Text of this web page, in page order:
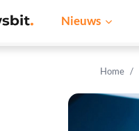
Nieuws
Home